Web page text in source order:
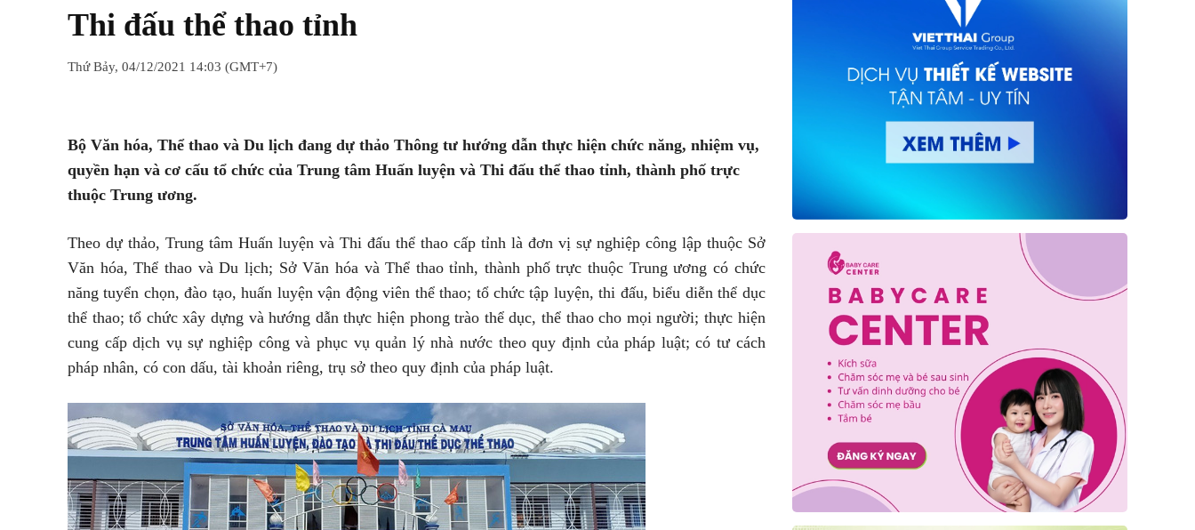
Thi đấu thể thao tỉnh
Thứ Bảy, 04/12/2021 14:03 (GMT+7)
Bộ Văn hóa, Thể thao và Du lịch đang dự thảo Thông tư hướng dẫn thực hiện chức năng, nhiệm vụ,
quyền hạn và cơ cấu tổ chức của Trung tâm Huấn luyện và Thi đấu thể thao tỉnh, thành phố trực
thuộc Trung ương.
Theo dự thảo, Trung tâm Huấn luyện và Thi đấu thể thao cấp tỉnh là đơn vị sự nghiệp công lập thuộc Sở
Văn hóa, Thể thao và Du lịch; Sở Văn hóa và Thể thao tỉnh, thành phố trực thuộc Trung ương có chức
năng tuyển chọn, đào tạo, huấn luyện vận động viên thể thao; tổ chức tập luyện, thi đấu, biểu diễn thể dục
thể thao; tổ chức xây dựng và hướng dẫn thực hiện phong trào thể dục, thể thao cho mọi người; thực hiện
cung cấp dịch vụ sự nghiệp công và phục vụ quản lý nhà nước theo quy định của pháp luật; có tư cách
pháp nhân, có con dấu, tài khoản riêng, trụ sở theo quy định của pháp luật.